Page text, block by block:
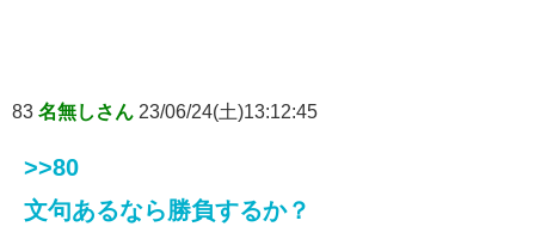
83 名無しさん 23/06/24(土)13:12:45
>>80
文句あるなら勝負するか？